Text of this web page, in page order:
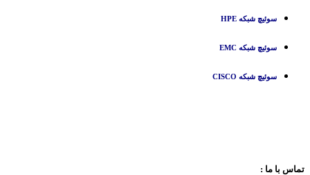
سوئیچ شبکه HPE
سوئیچ شبکه EMC
سوئیچ شبکه CISCO
تماس با ما :